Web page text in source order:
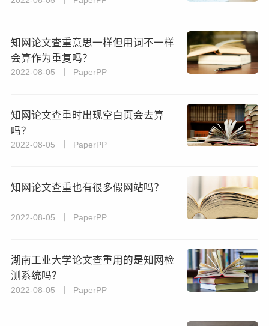
知网论文查重意思一样但用词不一样
会算作为重复吗？
2022-08-05 丨 PaperPP
知网论文查重时出现空白页会去算
吗？
2022-08-05 丨 PaperPP
知网论文查重也有很多假网站吗？
2022-08-05 丨 PaperPP
湖南工业大学论文查重用的是知网检
测系统吗？
2022-08-05 丨 PaperPP